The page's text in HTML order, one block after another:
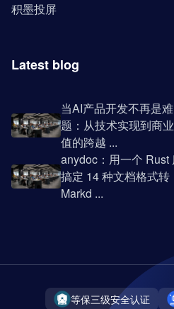
积墨投屏
Latest blog
当AI产品开发不再是难
题：从技术实现到商
值的跨越 ...
anydoc：用一个 Rust
搞定 14 种文档格式转
Markd ...
等保三级安全认证